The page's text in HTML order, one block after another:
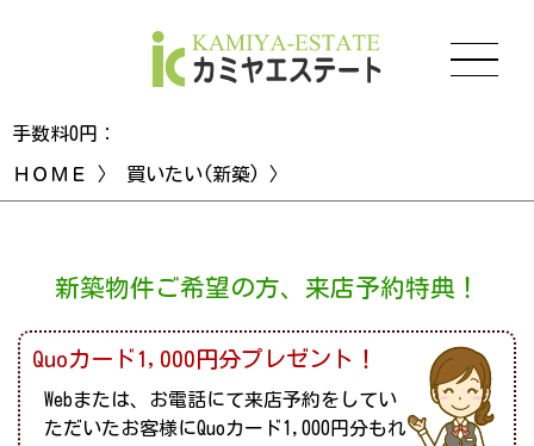
手数料0円：
ＨＯＭＥ 〉 買いたい(新築) 〉
新築物件ご希望の方、来店予約特典！
Quoカード1,000円分プレゼント！
Webまたは、お電話にて来店予約をしてい
ただいたお客様にQuoカード1,000円分もれ